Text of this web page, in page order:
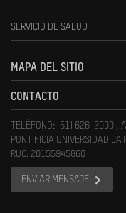
SERVICIO DE SALUD
MAPA DEL SITIO
CONTACTO
TELÉFONO: (51) 626-2000 ,
PONTIFICIA UNIVERSIDAD
RUC: 20155945860
ENVIAR MENSAJE